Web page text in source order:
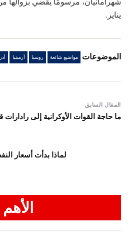
يناير.
الموضوعات مواضيع شائعة روسيا أرمينيا
المقال السابق
ما حاجة القوات الأوكرانية إلى
لماذا بدأت أسعار
الأهم